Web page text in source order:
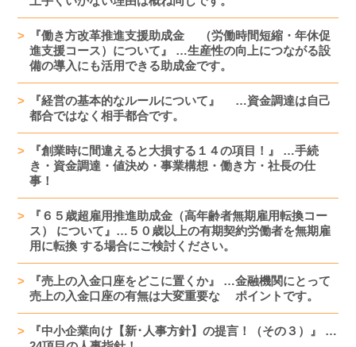
『働き方改革推進支援助成金 （労働時間短縮・年休促
進支援コース）について』 …生産性の向上につながる設
備の導入にも活用できる助成金です。
『経営の基本的なルールについて』 …資金調達は自己
都合ではなく相手都合です。
『創業時に間違えると大損する１４の項目！』 …手続
き・資金調達・値決め・事業構想・働き方・社長の仕
事！
『６５歳超雇用推進助成金（高年齢者無期雇用転換コー
ス） について』…５０歳以上の有期契約労働者を無期雇
用に転換 する場合にご検討ください。
『売上の入金口座をどこに置くか』 …金融機関にとって
売上の入金口座の有無は大変重要な ポイントです。
『中小企業向け【新･人事方針】の提言！（その３）』 …